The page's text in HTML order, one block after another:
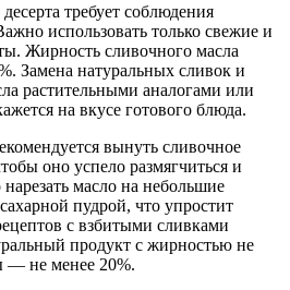
требует соблюдения
использовать только свежие и
Жирность сливочного масла
Замена натуральных сливок и
растительными аналогами или
на вкусе готового блюда.
вынуть сливочное
оно успело размягчиться и
масло на небольшие
пудрой, что упростит
с взбитыми сливками
продукт с жирностью не
— не менее 20%.